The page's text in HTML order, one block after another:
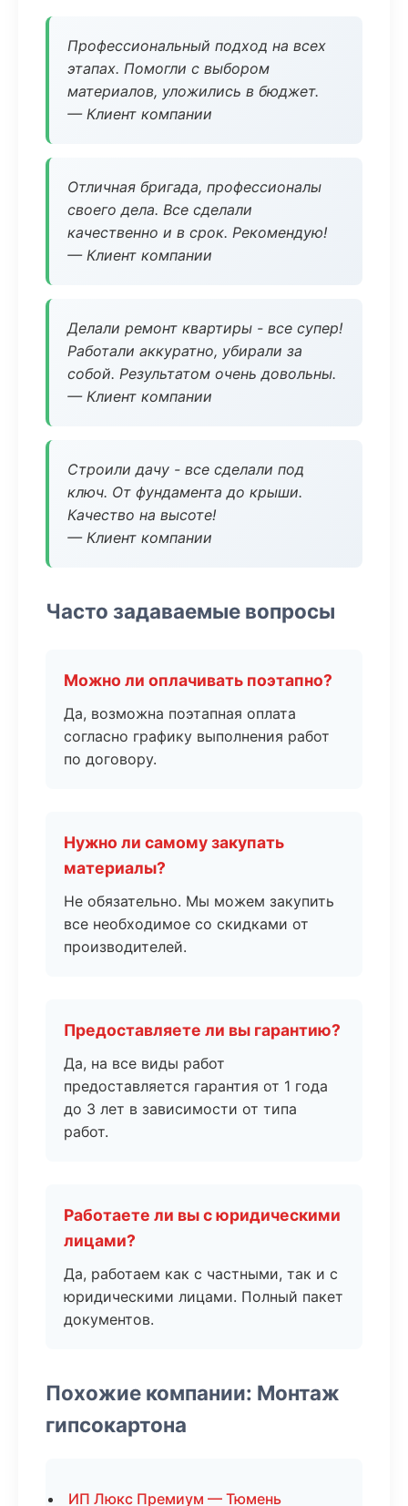
Профессиональный подход на всех
этапах. Помогли с выбором
материалов, уложились в бюджет.
— Клиент компании
Отличная бригада, профессионалы
своего дела. Все сделали
качественно и в срок. Рекомендую!
— Клиент компании
Делали ремонт квартиры - все супер!
Работали аккуратно, убирали за
собой. Результатом очень довольны.
— Клиент компании
Строили дачу - все сделали под
ключ. От фундамента до крыши.
Качество на высоте!
— Клиент компании
Часто задаваемые вопросы
Можно ли оплачивать поэтапно?
Да, возможна поэтапная оплата
согласно графику выполнения работ
по договору.
Нужно ли самому закупать
материалы?
Не обязательно. Мы можем закупить
все необходимое со скидками от
производителей.
Предоставляете ли вы гарантию?
Да, на все виды работ
предоставляется гарантия от 1 года
до 3 лет в зависимости от типа
работ.
Работаете ли вы с юридическими
лицами?
Да, работаем как с частными, так и с
юридическими лицами. Полный пакет
документов.
Похожие компании: Монтаж
гипсокартона
ИП Люкс Премиум — Тюмень